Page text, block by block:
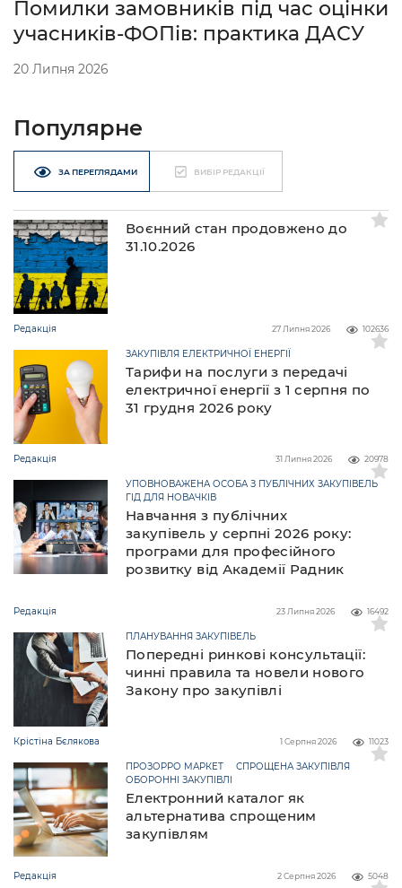
Помилки замовників під час оцінки
учасників-ФОПів: практика ДАСУ
20 Липня 2026
Популярне
ЗА ПЕРЕГЛЯДАМИ ВИБІР РЕДАКЦІЇ
Воєнний стан продовжено до
31.10.2026
Редакція 102636
27 Липня 2026
Тарифи на послуги з передачі
електричної енергії з 1 серпня по
31 грудня 2026 року
ЗАКУПІВЛЯ ЕЛЕКТРИЧНОЇ ЕНЕРГІЇ
Редакція 20978
31 Липня 2026
Навчання з публічних
закупівель у серпні 2026 року:
програми для професійного
розвитку від Академії Радник
УПОВНОВАЖЕНА ОСОБА З ПУБЛІЧНИХ ЗАКУПІВЕЛЬ
ГІД ДЛЯ НОВАЧКІВ
Редакція 16492
23 Липня 2026
Попередні ринкові консультації:
чинні правила та новели нового
Закону про закупівлі
ПЛАНУВАННЯ ЗАКУПІВЕЛЬ
Крістіна Бєлякова 11023
1 Серпня 2026
Електронний каталог як
альтернатива спрощеним
закупівлям
ПРОЗОРРО МАРКЕТ
СПРОЩЕНА ЗАКУПІВЛЯ
ОБОРОННІ ЗАКУПІВЛІ
Редакція 5048
2 Серпня 2026